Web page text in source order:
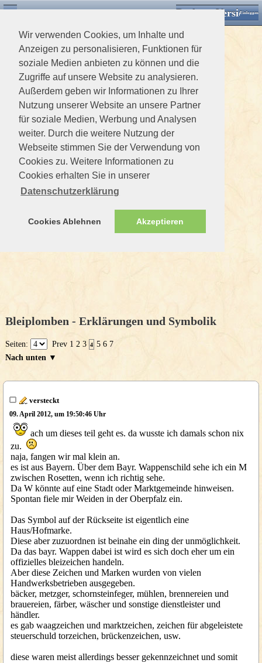
Wir verwenden Cookies, um Inhalte und
Anzeigen zu personalisieren, Funktionen für
soziale Medien anbieten zu können und die
Zugriffe auf unsere Website zu analysieren.
Außerdem geben wir Informationen zu Ihrer
Nutzung unserer Website an unsere Partner
für soziale Medien, Werbung und Analysen
weiter. Durch die weitere Nutzung der
Webseite stimmen Sie der Verwendung von
Cookies zu. Weitere Informationen zu
Cookies erhalten Sie in unserer
Datenschutzerklärung
Cookies Ablehnen Akzeptieren
Desktop VersionEinloggen
Bleiplomben - Erklärungen und Symbolik
Seiten: Prev 1 2 3 4 5 6 7
Nach unten ▼
versteckt
09. April 2012, um 19:50:46 Uhr
ach um dieses teil geht es. da wusste ich damals schon nix
zu.
naja, fangen wir mal klein an.
es ist aus Bayern. Über dem Bayr. Wappenschild sehe ich ein M
zwischen Rosetten, wenn ich richtig sehe.
Da W könnte auf eine Stadt oder Marktgemeinde hinweisen.
Spontan fiele mir Weiden in der Oberpfalz ein.
Das Symbol auf der Rückseite ist eigentlich eine
Haus/Hofmarke.
Diese aber zuzuordnen ist beinahe ein ding der unmöglichkeit.
Da das bayr. Wappen dabei ist wird es sich doch eher um ein
offizielles bleizeichen handeln.
Aber diese Zeichen und Marken wurden von vielen
Handwerksbetrieben ausgegeben.
bäcker, metzger, schornsteinfeger, mühlen, brennereien und
brauereien, färber, wäscher und sonstige dienstleister und
händler.
es gab waagzeichen und marktzeichen, zeichen für abgeleistete
steuerschuld torzeichen, brückenzeichen, usw.
diese waren meist allerdings besser gekennzeichnet und somit